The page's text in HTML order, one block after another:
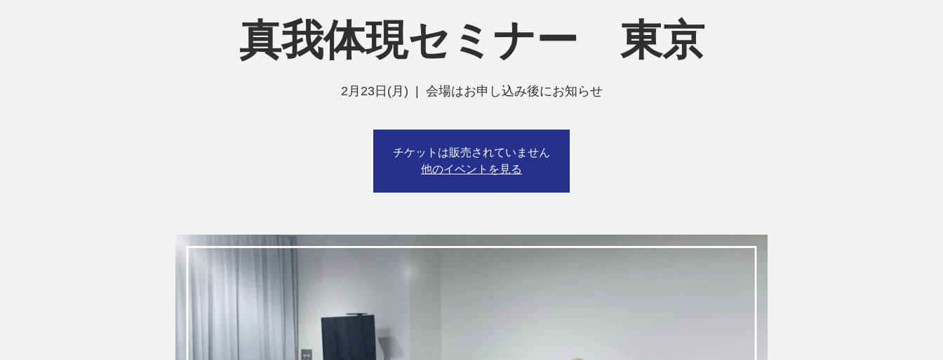
真我体現セミナー 東京
2月23日(月) 会場はお申し込み後にお知らせ
チケットは販売されていません
他のイベントを見る